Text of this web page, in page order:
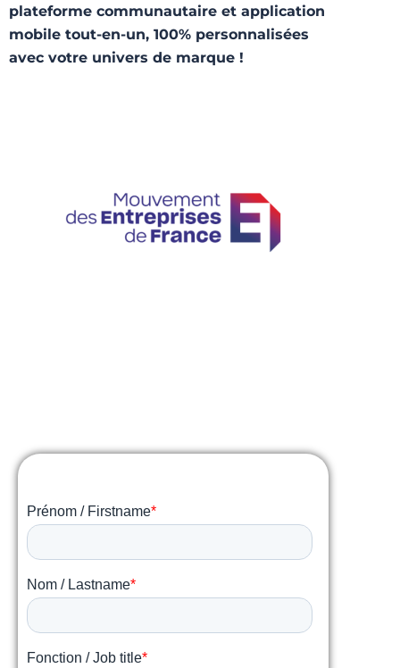
plateforme communautaire et application
mobile tout-en-un, 100% personnalisées
avec votre univers de marque !